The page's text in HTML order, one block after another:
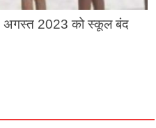
अगस्त 2023 को स्कूल बंद